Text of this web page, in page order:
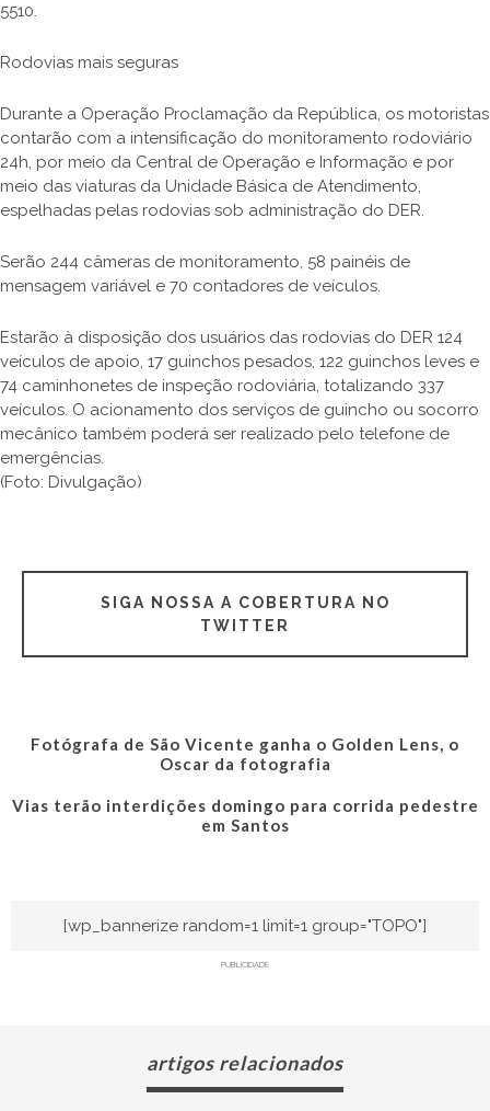
5510.
Rodovias mais seguras
Durante a Operação Proclamação da República, os motoristas
contarão com a intensificação do monitoramento rodoviário
24h, por meio da Central de Operação e Informação e por
meio das viaturas da Unidade Básica de Atendimento,
espelhadas pelas rodovias sob administração do DER.
Serão 244 câmeras de monitoramento, 58 painéis de
mensagem variável e 70 contadores de veículos.
Estarão à disposição dos usuários das rodovias do DER 124
veículos de apoio, 17 guinchos pesados, 122 guinchos leves e
74 caminhonetes de inspeção rodoviária, totalizando 337
veículos. O acionamento dos serviços de guincho ou socorro
mecânico também poderá ser realizado pelo telefone de
emergências.
(Foto: Divulgação)
SIGA NOSSA A COBERTURA NO
TWITTER
Fotógrafa de São Vicente ganha o Golden Lens, o
Oscar da fotografia
Vias terão interdições domingo para corrida pedestre
em Santos
[wp_bannerize random=1 limit=1 group="TOPO"]
PUBLICIDADE
artigos relacionados